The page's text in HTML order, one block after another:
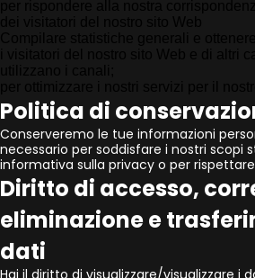
Politica di
Conserveremo le tue informazioni
necessario per soddisfare i nostri scopi
informativa sulla privacy o per
Diritto di accesso,
eliminazione e
dati
Hai il diritto di visualizzare/visualizzare i